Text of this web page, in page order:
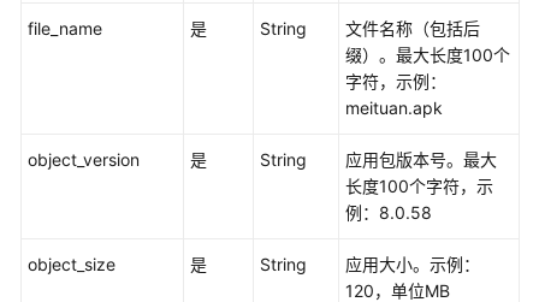
应
实
file_name 是 String
文件名称（包括后
缀）。最大长度100个
字符，示例：
meituan.apk
object_version 是 String
应用包版本号。最大
长度100个字符，示
例：8.0.58
object_size 是 String
应用大小。示例：
120，单位MB